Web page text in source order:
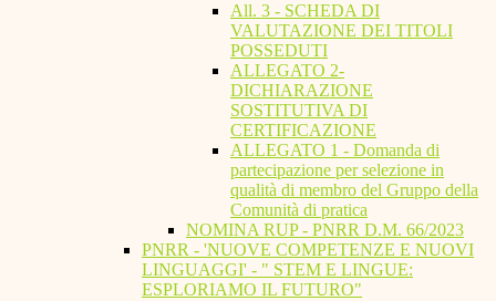
All. 3 - SCHEDA DI
VALUTAZIONE DEI TITOLI
POSSEDUTI
ALLEGATO 2-
DICHIARAZIONE
SOSTITUTIVA DI
CERTIFICAZIONE
ALLEGATO 1 - Domanda di
partecipazione per selezione in
qualità di membro del Gruppo della
Comunità di pratica
NOMINA RUP - PNRR D.M. 66/2023
PNRR - 'NUOVE COMPETENZE E NUOVI
LINGUAGGI' - " STEM E LINGUE:
ESPLORIAMO IL FUTURO"